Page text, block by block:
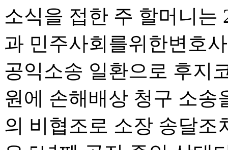
소식을 접한 주 할머니는
과 민주사회를위한변호
공익소송 일환으로 후지
원에 손해배상 청구 소송
의 비협조로 소장 송달조